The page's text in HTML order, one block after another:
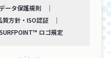
ータ保護規則
質方針・ISO認証
SURFPOINT™ ロゴ規定